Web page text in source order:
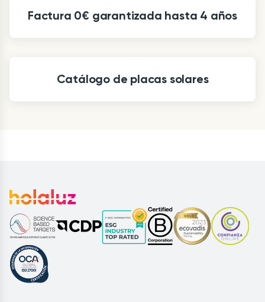
Factura 0€ garantizada hasta 4 años
Catálogo de placas solares